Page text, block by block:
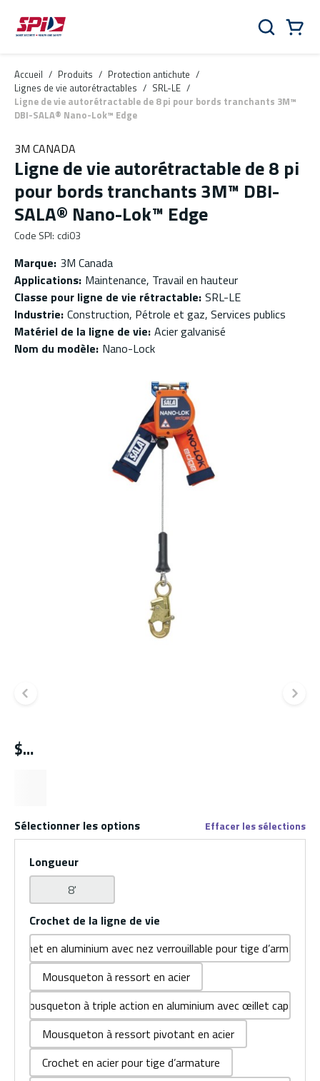
Aller au contenu principal
Skip to menu
Skip to footer
Rechercher
Accueil / Produits / Protection antichute /
Lignes de vie autorétractables / SRL-LE /
Ligne de vie autorétractable de 8 pi pour bords tranchants 3M™
DBI-SALA® Nano-Lok™ Edge
3M CANADA
Ligne de vie autorétractable de 8 pi
pour bords tranchants 3M™ DBI-
SALA® Nano-Lok™ Edge
Code SPI: cdi03
Marque: 3M Canada
Applications: Maintenance, Travail en hauteur
Classe pour ligne de vie rétractable: SRL-LE
Industrie: Construction, Pétrole et gaz, Services publics
Matériel de la ligne de vie: Acier galvanisé
Nom du modèle: Nano-Lock
Diapositive précédente
$
Sélectionner les options Effacer les sélections
Longueur
8'
Crochet de la ligne de vie
Crochet en aluminium avec nez verrouillable pour tige d’armature
Mousqueton à ressort en acier
Mousqueton à triple action en aluminium avec œillet captif
Mousqueton à ressort pivotant en acier
Crochet en acier pour tige d’armature